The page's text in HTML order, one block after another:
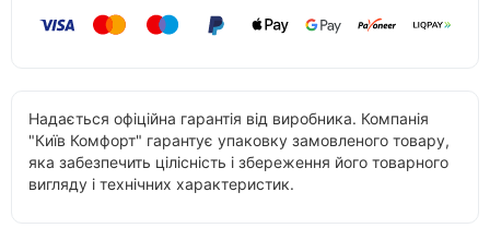
Надається офіційна гарантія від виробника. Компанія
"Київ Комфорт" гарантує упаковку замовленого товару,
яка забезпечить цілісність і збереження його товарного
вигляду і технічних характеристик.